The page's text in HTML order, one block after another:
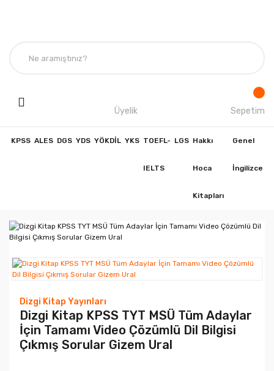
Üyelik Sepetim
KPSS ALES DGS YDS YÖKDİL YKS TOEFL-
IELTS
LGS Hakkı
Hoca
Kitapları
Genel
İngilizce
Dizgi Kitap Yayınları
Dizgi Kitap KPSS TYT MSÜ Tüm Adaylar
İçin Tamamı Video Çözümlü Dil Bilgisi
Çıkmış Sorular Gizem Ural